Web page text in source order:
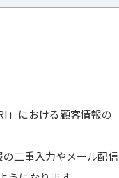
」における顧客情報の
の二重入力やメール配信